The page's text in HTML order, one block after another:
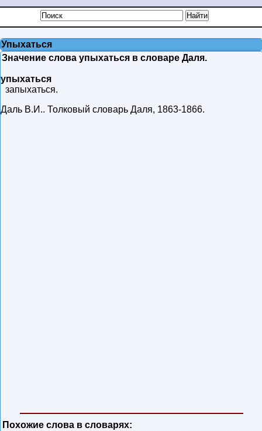
Упыхаться
Значение слова упыхаться в словаре Даля.
упыхаться
запыхаться.
Даль В.И.. Толковый словарь Даля, 1863-1866.
Похожие слова в словарях: